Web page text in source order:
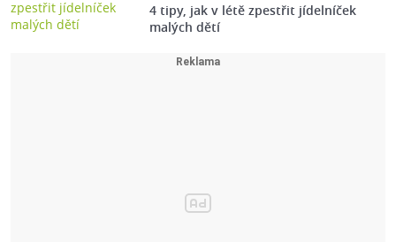
4 tipy, jak v létě zpestřit jídelníček
malých dětí